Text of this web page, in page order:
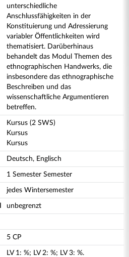
unterschiedliche
Anschlussfähigkeiten in der
Konstituierung und Adressierung
variabler Öffentlichkeiten wird
thematisiert. Darüberhinaus
behandelt das Modul Themen des
ethnographischen Handwerks, die
insbesondere das ethnographische
Beschreiben und das
wissenschaftliche Argumentieren
betreffen.
Kursus (2 SWS)
Kursus
Kursus
Deutsch, Englisch
1 Semester Semester
jedes Wintersemester
unbegrenzt
5 CP
LV 1: %; LV 2: %; LV 3: %.